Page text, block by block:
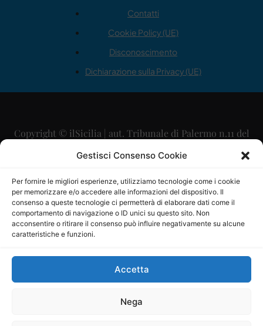
Gestisci Consenso Cookie
Per fornire le migliori esperienze, utilizziamo tecnologie come i cookie
per memorizzare e/o accedere alle informazioni del dispositivo. Il
consenso a queste tecnologie ci permetterà di elaborare dati come il
comportamento di navigazione o ID unici su questo sito. Non
acconsentire o ritirare il consenso può influire negativamente su alcune
caratteristiche e funzioni.
Accetta
Nega
Contatti
Cookie Policy (UE)
Disconoscimento
Dichiarazione sulla Privacy (UE)
Copyright © ilSicilia | aut. Tribunale di Palermo n.11 del
29/09/2015
Direttore Editoriale: Maurizio Scaglione
Direttore Responsabile: Maria Calabrese
P.IVA: 06334930820
Mercurio Comunicazione Società Cooperativa a r.l. è
iscritta al Registro degli Operatori di Comunicazione al